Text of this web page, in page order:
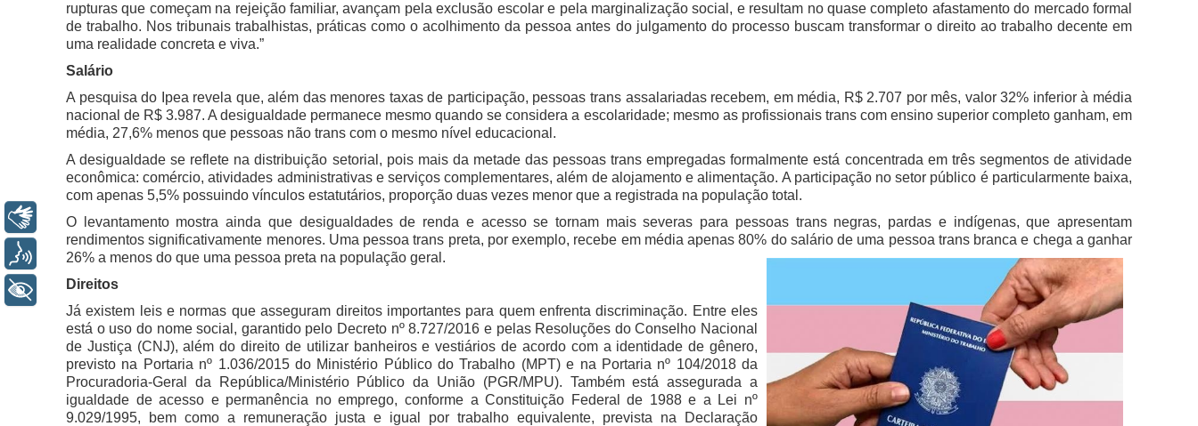
rupturas que começam na rejeição familiar, avançam pela exclusão escolar e pela marginalização social, e resultam no quase completo afastamento do mercado formal
de trabalho. Nos tribunais trabalhistas, práticas como o acolhimento da pessoa antes do julgamento do processo buscam transformar o direito ao trabalho decente em
uma realidade concreta e viva.”
Salário
A pesquisa do Ipea revela que, além das menores taxas de participação, pessoas trans assalariadas recebem, em média, R$ 2.707 por mês, valor 32% inferior à média
nacional de R$ 3.987. A desigualdade permanece mesmo quando se considera a escolaridade; mesmo as profissionais trans com ensino superior completo ganham, em
média, 27,6% menos que pessoas não trans com o mesmo nível educacional.
A desigualdade se reflete na distribuição setorial, pois mais da metade das pessoas trans empregadas formalmente está concentrada em três segmentos de atividade
econômica: comércio, atividades administrativas e serviços complementares, além de alojamento e alimentação. A participação no setor público é particularmente baixa,
com apenas 5,5% possuindo vínculos estatutários, proporção duas vezes menor que a registrada na população total.
O levantamento mostra ainda que desigualdades de renda e acesso se tornam mais severas para pessoas trans negras, pardas e indígenas, que apresentam
rendimentos significativamente menores. Uma pessoa trans preta, por exemplo, recebe em média apenas 80% do salário de uma pessoa trans branca e chega a ganhar
26% a menos do que uma pessoa preta na população geral.
Direitos
Já existem leis e normas que asseguram direitos importantes para quem enfrenta discriminação. Entre eles
está o uso do nome social, garantido pelo Decreto nº 8.727/2016 e pelas Resoluções do Conselho Nacional
de Justiça (CNJ), além do direito de utilizar banheiros e vestiários de acordo com a identidade de gênero,
previsto na Portaria nº 1.036/2015 do Ministério Público do Trabalho (MPT) e na Portaria nº 104/2018 da
Procuradoria-Geral da República/Ministério Público da União (PGR/MPU). Também está assegurada a
igualdade de acesso e permanência no emprego, conforme a Constituição Federal de 1988 e a Lei nº
9.029/1995, bem como a remuneração justa e igual por trabalho equivalente, prevista na Declaração
Libras
Voz
+ Acessibilidade